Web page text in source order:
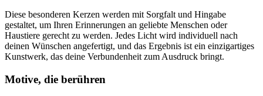
Diese besonderen Kerzen werden mit Sorgfalt und Hingabe
gestaltet, um Ihren Erinnerungen an geliebte Menschen oder
Haustiere gerecht zu werden. Jedes Licht wird individuell nach
deinen Wünschen angefertigt, und das Ergebnis ist ein einzigartiges
Kunstwerk, das deine Verbundenheit zum Ausdruck bringt.
Motive, die berühren